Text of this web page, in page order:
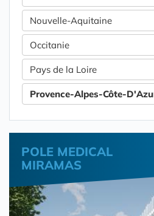
Nouvelle-Aquitaine
Occitanie
Pays de la Loire
Provence-Alpes-Côte-
POLE MEDICAL
MIRAMAS